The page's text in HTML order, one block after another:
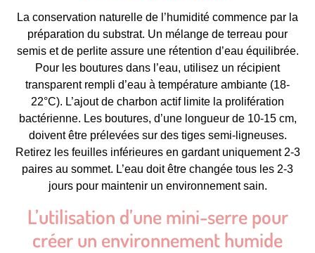
La conservation naturelle de l’humidité commence par la
préparation du substrat. Un mélange de terreau pour
semis et de perlite assure une rétention d’eau équilibrée.
Pour les boutures dans l’eau, utilisez un récipient
transparent rempli d’eau à température ambiante (18-
22°C). L’ajout de charbon actif limite la prolifération
bactérienne. Les boutures, d’une longueur de 10-15 cm,
doivent être prélevées sur des tiges semi-ligneuses.
Retirez les feuilles inférieures en gardant uniquement 2-3
paires au sommet. L’eau doit être changée tous les 2-3
jours pour maintenir un environnement sain.
L’utilisation d’une mini-serre pour
créer un environnement humide